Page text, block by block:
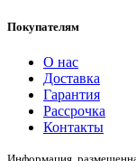
Покупателям
О нас
Доставка
Гарантия
Рассрочка
Контакты